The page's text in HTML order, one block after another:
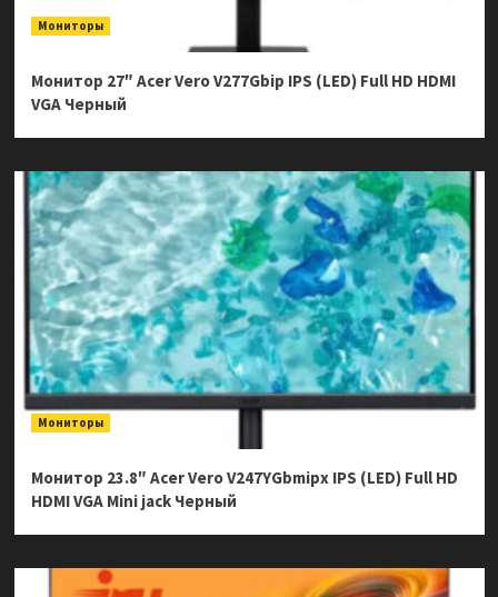
Мониторы
Монитор 27″ Acer Vero V277Gbip IPS (LED) Full HD HDMI
VGA Черный
Мониторы
Монитор 23.8″ Acer Vero V247YGbmipx IPS (LED) Full HD
HDMI VGA Mini jack Черный